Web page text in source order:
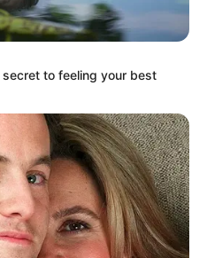
ileso. La vía estuvo
de Antioquia indicó
departamento se
to feeling your best